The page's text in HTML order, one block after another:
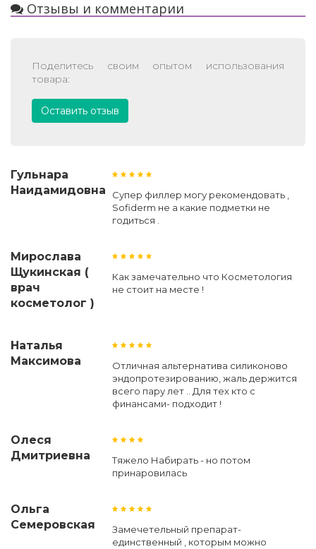
Отзывы и комментарии
Поделитесь своим опытом использования
товара:
Оставить отзыв
Гульнара
Наидамидовна
Супер филлер могу рекомендовать ,
Sofiderm не а какие подметки не
годиться .
Мирослава
Щукинская (
врач
косметолог )
Как замечательно что Косметология
не стоит на месте !
Наталья
Максимова
Отличная альтернатива силиконово
эндопротезированию, жаль держится
всего пару лет .. Для тех кто с
финансами- подходит !
Олеся
Дмитриевна
Тяжело Набирать - но потом
принаровилась
Ольга
Семеровская
Замечетельный препарат-
единственный , которым можно